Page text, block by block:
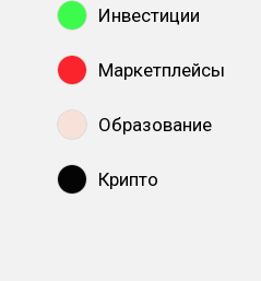
Инвестиции
Маркетплейсы
Образование
Крипто